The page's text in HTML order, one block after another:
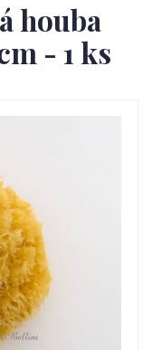
houba
- 1 ks